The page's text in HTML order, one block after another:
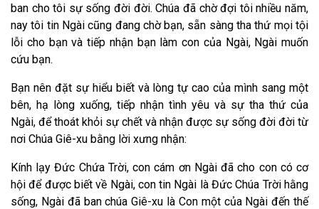
ban cho tôi sự sống đời đời. Chúa đã chờ đợi tôi nhiều năm,
nay tôi tin Ngài cũng đang chờ bạn, sẵn sàng tha thứ mọi tội
lỗi cho bạn và tiếp nhận bạn làm con của Ngài, Ngài muốn
cứu bạn.
Bạn nên đặt sự hiểu biết và lòng tự cao của mình sang một
bên, hạ lòng xuống, tiếp nhận tình yêu và sự tha thứ của
Ngài, để thoát khỏi sự chết và nhận được sự sống đời đời từ
nơi Chúa Giê-xu bằng lời xưng nhận:
Kính lạy Đức Chứa Trời, con cám ơn Ngài đã cho con có cơ
hội để được biết về Ngài, con tin Ngài là Đức Chúa Trời hằng
sống, Ngài đã ban chúa Giê-xu là Con một của Ngài đến thế